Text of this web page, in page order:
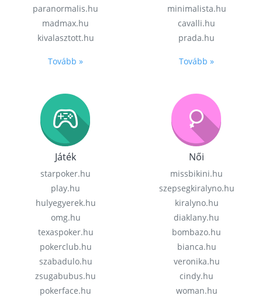
paranormalis.hu
madmax.hu
kivalasztott.hu
Tovább »
minimalista.hu
cavalli.hu
prada.hu
Tovább »
Játék
starpoker.hu
play.hu
hulyegyerek.hu
omg.hu
texaspoker.hu
pokerclub.hu
szabadulo.hu
zsugabubus.hu
pokerface.hu
Női
missbikini.hu
szepsegkiralyno.hu
kiralyno.hu
diaklany.hu
bombazo.hu
bianca.hu
veronika.hu
cindy.hu
woman.hu